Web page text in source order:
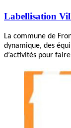
Labellisation
La commune de
dynamique, des
d’activités pour